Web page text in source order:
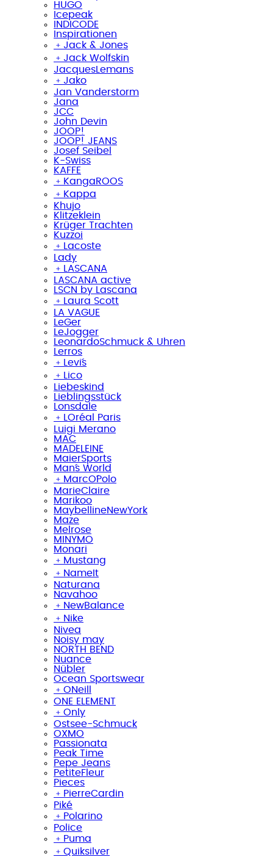
HUGO
Icepeak
INDICODE
Inspirationen
﹢ Jack & Jones
﹢ Jack Wolfskin
JacquesLemans
﹢ Jako
Jan Vanderstorm
Jana
JCC
John Devin
JOOP!
JOOP! JEANS
Josef Seibel
K-Swiss
KAFFE
﹢ KangaROOS
﹢ Kappa
Khujo
Klitzeklein
Krüger Trachten
Kuzzoi
﹢
Lacoste
Lady
﹢
LASCANA
LASCANA active
LSCN by Lascana
﹢
Laura Scott
LA VAGUE
LeGer
LeJogger
LeonardoSchmuck & Uhren
Lerros
﹢
Levi´s
﹢
Lico
Liebeskind
Lieblingsstück
Lonsdale
﹢
LOréal Paris
Luigi Merano
MAC
MADELEINE
MaierSports
Man´s World
﹢ MarcO´Polo
MarieClaire
Marikoo
MaybellineNewYork
Maze
Melrose
MINYMO
Monari
﹢ Mustang
﹢ NameIt
Naturana
Navahoo
﹢ NewBalance
﹢ Nike
Nivea
Noisy may
NORTH BEND
Nuance
Nübler
Ocean Sportswear
﹢ ONeill
ONE ELEMENT
﹢ Only
Ostsee-Schmuck
OXMO
Passionata
Peak Time
Pepe Jeans
PetiteFleur
Pieces
﹢ PierreCardin
Piké
﹢ Polarino
Police
﹢ Puma
﹢ Quiksilver